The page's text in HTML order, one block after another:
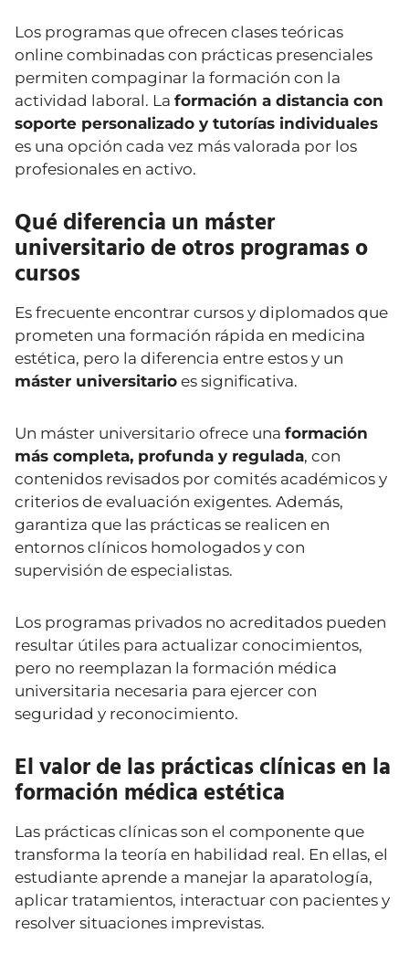
Los programas que ofrecen clases teóricas
online combinadas con prácticas presenciales
permiten compaginar la formación con la
actividad laboral. La formación a distancia con
soporte personalizado y tutorías individuales
es una opción cada vez más valorada por los
profesionales en activo.
Qué diferencia un máster
universitario de otros programas o
cursos
Es frecuente encontrar cursos y diplomados que
prometen una formación rápida en medicina
estética, pero la diferencia entre estos y un
máster universitario es significativa.
Un máster universitario ofrece una formación
más completa, profunda y regulada, con
contenidos revisados por comités académicos y
criterios de evaluación exigentes. Además,
garantiza que las prácticas se realicen en
entornos clínicos homologados y con
supervisión de especialistas.
Los programas privados no acreditados pueden
resultar útiles para actualizar conocimientos,
pero no reemplazan la formación médica
universitaria necesaria para ejercer con
seguridad y reconocimiento.
El valor de las prácticas clínicas en la
formación médica estética
Las prácticas clínicas son el componente que
transforma la teoría en habilidad real. En ellas, el
estudiante aprende a manejar la aparatología,
aplicar tratamientos, interactuar con pacientes y
resolver situaciones imprevistas.